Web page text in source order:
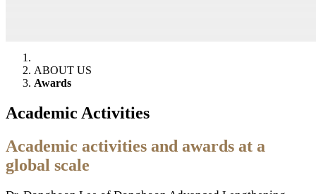
ABOUT US
Awards
Academic Activities
Academic activities and awards at a
global scale